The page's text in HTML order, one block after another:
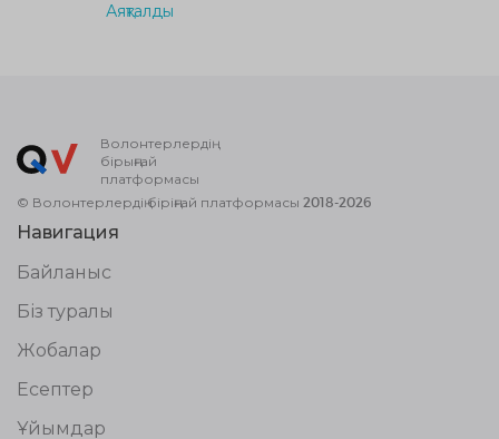
Аяқталды
Волонтерлердің
бірыңғай
платформасы
© Волонтерлердің біріңғай платформасы 2018-2026
Навигация
Байланыс
Біз туралы
Жобалар
Есептер
Ұйымдар